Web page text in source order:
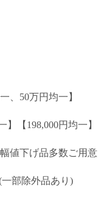
、50万円均一】
】【198,000円均一】
値下げ品多数ご用意
一部除外品あり)